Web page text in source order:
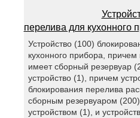
перелива для кухонного
Устройство (100)
кухонного прибора,
имеет сборный резервуар
устройство (1), причем
блокирования перелива
сборным резервуаром
устройством (1), и